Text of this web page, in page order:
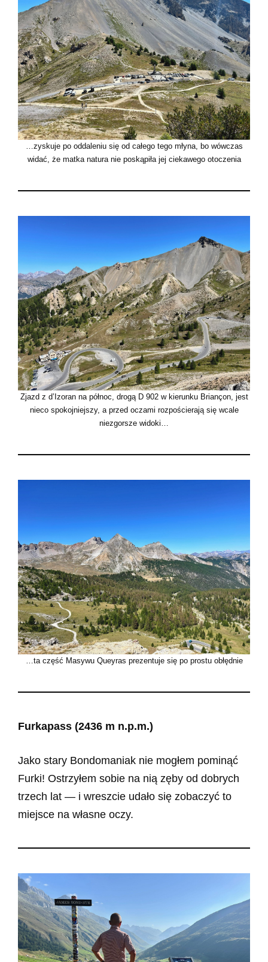
…zyskuje po oddaleniu się od całego tego młyna, bo wówczas
widać, że matka natura nie poskąpiła jej ciekawego otoczenia
Zjazd z d’Izoran na północ, drogą D 902 w kierunku Briançon, jest
nieco spokojniejszy, a przed oczami rozpościerają się wcale
niezgorsze widoki…
…ta część Masywu Queyras prezentuje się po prostu obłędnie
Furkapass (2436 m n.p.m.)
Jako stary Bondomaniak nie mogłem pominąć
Furki! Ostrzyłem sobie na nią zęby od dobrych
trzech lat — i wreszcie udało się zobaczyć to
miejsce na własne oczy.